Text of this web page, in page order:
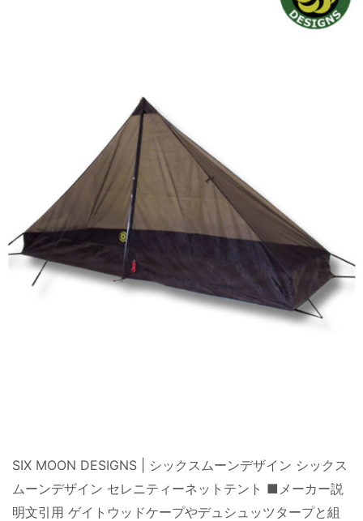
SIX MOON DESIGNS | シックスムーンデザイン シックス
ムーンデザイン セレニティーネットテント ■メーカー説
明文引用 ゲイトウッドケープやデュシュッツタープと組